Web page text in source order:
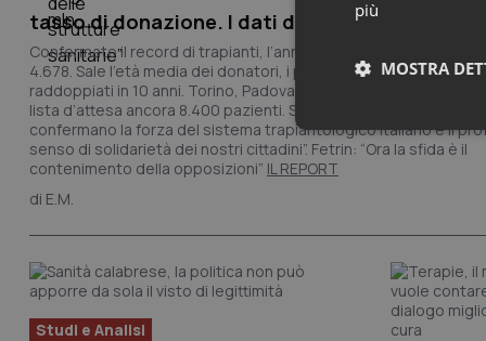
tasso di donazione. I dati definitivi Cnt 2025
Confermato il record di trapianti, l’anno scorso ne sono stati
4.678. Sale l’età media dei donatori, i prelievi di organi sugli
raddoppiati in 10 anni. Torino, Padova e Bari i centri con più
lista d’attesa ancora 8.400 pazienti. Schillaci: “Risultati che
confermano la forza del sistema trapiantologico italiano e il
senso di solidarietà dei nostri cittadini”. Fetrin: “Ora la sfida è il
contenimento della opposizioni” IL REPORT
E.M.
Studi e Analisi
più
MOSTRA
I cookie necessari